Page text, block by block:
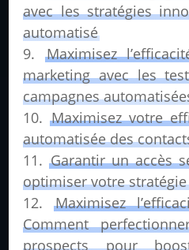
avec les stratégies
automatisé
Maximisez
marketing avec les
campagnes
Maximisez votre
automatisée des
Garantir un accès
optimiser votre
Maximisez
Comment
prospects pour